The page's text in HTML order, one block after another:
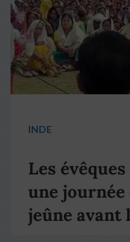
INDE
Les
une journée
jeûne avant